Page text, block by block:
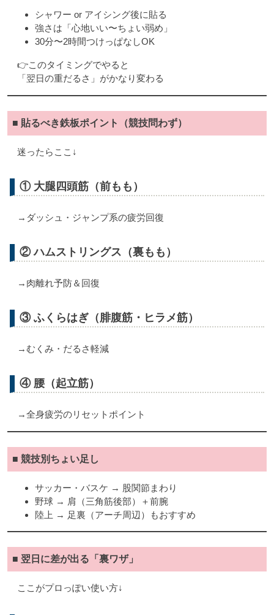
シャワー or アイシング後に貼る
強さは「心地いい〜ちょい弱め」
30分〜2時間つけっぱなしOK
👉このタイミングでやると
「翌日の重だるさ」がかなり変わる
■ 貼るべき鉄板ポイント（競技問わず）
迷ったらここ↓
① 大腿四頭筋（前もも）
→ダッシュ・ジャンプ系の疲労回復
② ハムストリングス（裏もも）
→肉離れ予防＆回復
③ ふくらはぎ（腓腹筋・ヒラメ筋）
→むくみ・だるさ軽減
④ 腰（起立筋）
→全身疲労のリセットポイント
■ 競技別ちょい足し
サッカー・バスケ → 股関節まわり
野球 → 肩（三角筋後部）＋前腕
陸上 → 足裏（アーチ周辺）もおすすめ
■ 翌日に差が出る「裏ワザ」
ここがプロっぽい使い方↓